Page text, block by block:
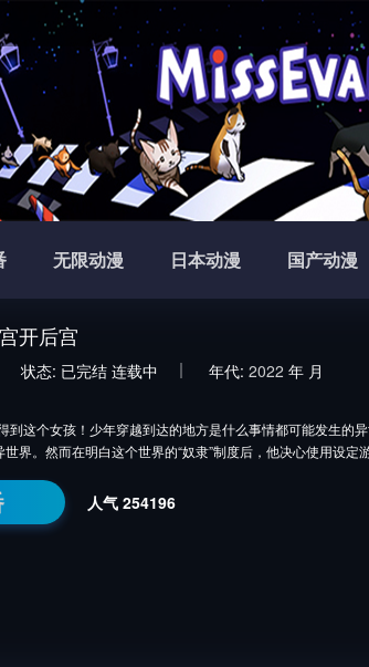
无限动漫 日本动漫 国产动漫
开后宫
状态: 已完结 连载中 年代: 2022 年 月
个女孩！少年穿越到达的地方是什么事情都可能发生的异
界。然而在明白这个世界的“奴隶”制度后，他决心使用设定
人气 254196